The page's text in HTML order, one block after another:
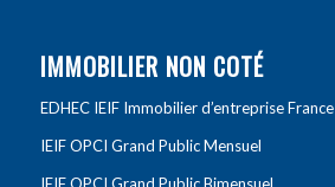
IMMOBILIER NON COTÉ
EDHEC IEIF Immobilier d’entreprise France
IEIF OPCI Grand Public Mensuel
IEIF OPCI Grand Public Bimensuel